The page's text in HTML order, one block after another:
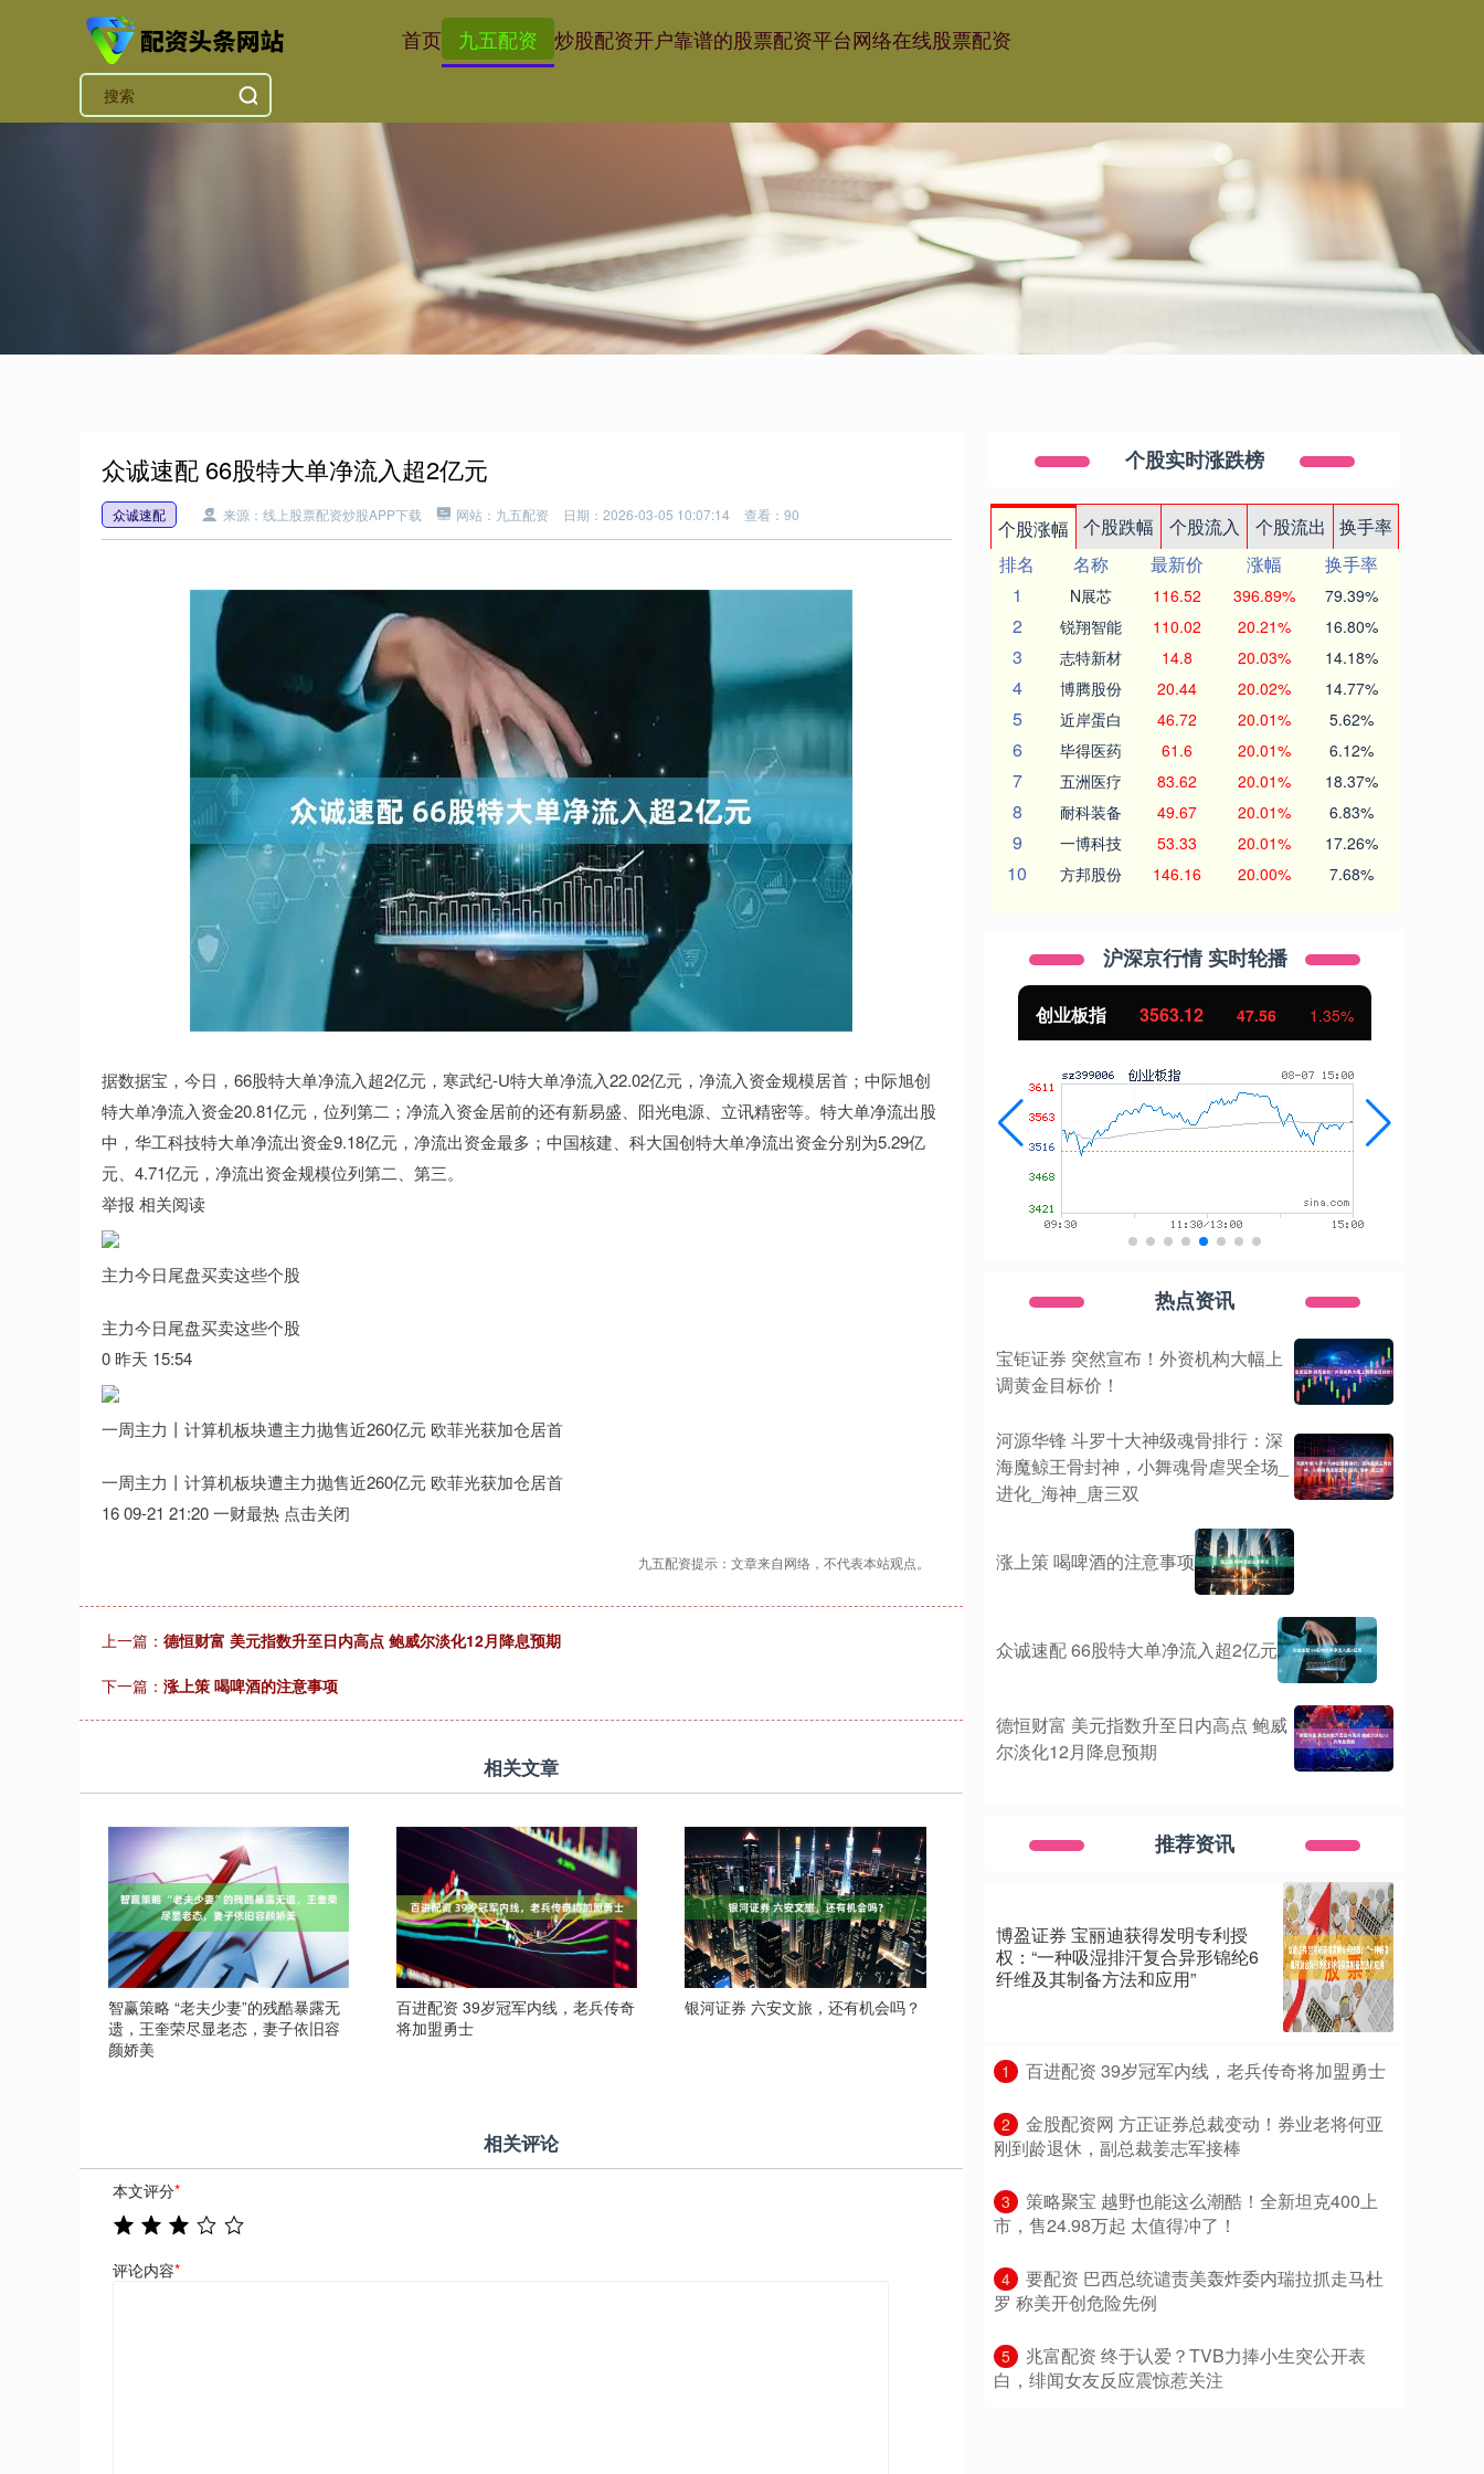
首页 九五配资 炒股配资开户靠谱的股票配资平台网络在线股票配资
众诚速配 66股特大单净流入超2亿元
众诚速配 来源：线上股票配资炒股APP下载 网站：九五配资 日期：2026-03-05 10:07:14 查看：90
据数据宝，今日，66股特大单净流入超2亿元，寒武纪-U特大单净流入22.02亿元，净流入资金规模居首；中际旭创
特大单净流入资金20.81亿元，位列第二；净流入资金居前的还有新易盛、阳光电源、立讯精密等。特大单净流出股
中，华工科技特大单净流出资金9.18亿元，净流出资金最多；中国核建、科大国创特大单净流出资金分别为5.29亿
元、4.71亿元，净流出资金规模位列第二、第三。
举报 相关阅读
主力今日尾盘买卖这些个股
主力今日尾盘买卖这些个股
0 昨天 15:54
一周主力丨计算机板块遭主力抛售近260亿元 欧菲光获加仓居首
一周主力丨计算机板块遭主力抛售近260亿元 欧菲光获加仓居首
16 09-21 21:20 一财最热 点击关闭
九五配资提示：文章来自网络，不代表本站观点。
上一篇： 德恒财富 美元指数升至日内高点 鲍威尔淡化12月降息预期
下一篇： 涨上策 喝啤酒的注意事项
相关文章
智赢策略 “老夫少妻”的残酷暴露无
遗，王奎荣尽显老态，妻子依旧容
颜娇美
百进配资 39岁冠军内线，老兵传奇
将加盟勇士
银河证券 六安文旅，还有机会吗？
相关评论
本文评分*
评论内容*
个股实时涨跌榜
个股涨幅 个股跌幅 个股流入 个股流出
换手率
排名
名称 最新价 涨幅
换手率
1
N展芯 116.52 396.89% 79.39%
2 锐翔智能 110.02 20.21% 16.80%
3 志特新材 14.8 20.03% 14.18%
4 博腾股份 20.44 20.02% 14.77%
5 近岸蛋白 46.72 20.01% 5.62%
6 毕得医药 61.6 20.01% 6.12%
7 五洲医疗 83.62 20.01% 18.37%
8 耐科装备 49.67 20.01% 6.83%
9 一博科技 53.33 20.01% 17.26%
10 方邦股份 146.16 20.00% 7.68%
沪深京行情 实时轮播
4694.44 北证50 创业板指 3563.12 47.56 1.35%
热点资讯
宝钜证券 突然宣布！外资机构大幅上
调黄金目标价！
河源华锋 斗罗十大神级魂骨排行：深
海魔鲸王骨封神，小舞魂骨虐哭全场_
进化_海神_唐三双
涨上策 喝啤酒的注意事项
众诚速配 66股特大单净流入超2亿元
德恒财富 美元指数升至日内高点 鲍威
尔淡化12月降息预期
推荐资讯
博盈证券 宝丽迪获得发明专利授
权：“一种吸湿排汗复合异形锦纶6
纤维及其制备方法和应用”
1 ​百进配资 39岁冠军内线，老兵传奇将加盟勇士
2
​金股配资网 方正证券总裁变动！券业老将何亚
刚到龄退休，副总裁姜志军接棒
3
​策略聚宝 越野也能这么潮酷！全新坦克400上
市，售24.98万起 太值得冲了！
4
​要配资 巴西总统谴责美轰炸委内瑞拉抓走马杜
罗 称美开创危险先例
5
​兆富配资 终于认爱？TVB力捧小生突公开表
白，绯闻女友反应震惊惹关注